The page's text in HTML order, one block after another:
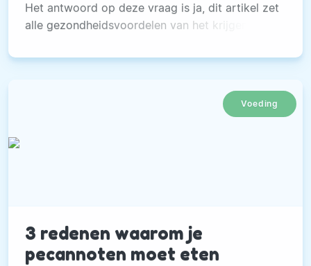
Het antwoord op deze vraag is ja, dit artikel zet
alle gezondheidsvoordelen van het krijgen van
Voeding
3 redenen waarom je
pecannoten moet eten